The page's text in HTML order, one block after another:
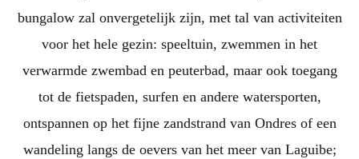
bungalow zal onvergetelijk zijn, met tal van activiteiten
voor het hele gezin: speeltuin, zwemmen in het
verwarmde zwembad en peuterbad, maar ook toegang
tot de fietspaden, surfen en andere watersporten,
ontspannen op het fijne zandstrand van Ondres of een
wandeling langs de oevers van het meer van Laguibe;